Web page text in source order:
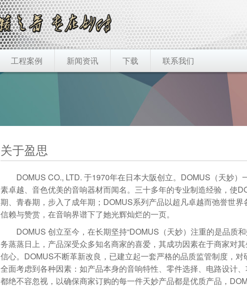
工程案例 新闻资讯 下载 联系我们
关于盈思
DOMUS CO., LTD. 于1970年在日本大阪创立。DOMUS（天妙）
素卓越、音色优美的音响器材而闻名。三十多年的专业制造经验，使
期、青春期，步入了成年期；DOMUS系列产品以超凡卓越而弛誉世
信赖与赞赏，在音响界谱下了她光辉灿烂的一页。
DOMUS 创立至今，在长期坚持“DOMUS（天妙）注重的是品质
务蒸蒸日上，产品深受众多知名商家的喜爱，其成功因素在于商家对
信心。DOMUS不断革新改良，已建立起一套严格的品质监管制度，
全面考虑到各种因素：如产品本身的音响特性、零件选择、电路设计
都绝不容忽视，以确保商家订购的每一件天妙产品都是优质产品，